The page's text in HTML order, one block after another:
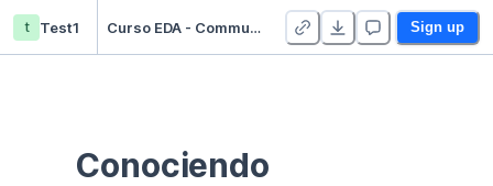
t Test1 Curso EDA - Communication - Duplicate Sign up
Conociendo